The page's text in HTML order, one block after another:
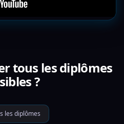
tous les diplômes
?
les diplômes